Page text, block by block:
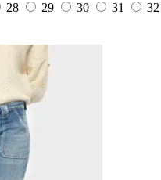
28 29 30 31
32